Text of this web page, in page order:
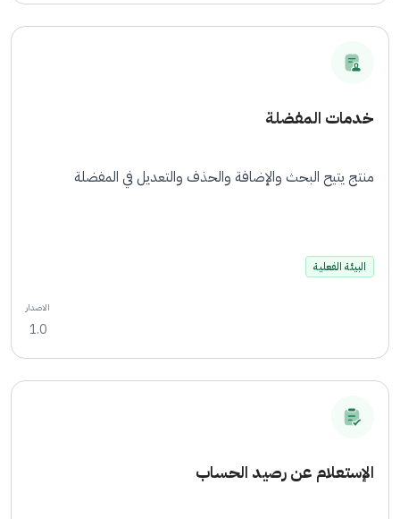
خدمات المفضلة
منتج يتيح البحث والإضافة والحذف والتعديل في المفضلة
البيئة الفعلية
الاصدار
1.0
الإستعلام عن رصيد الحساب